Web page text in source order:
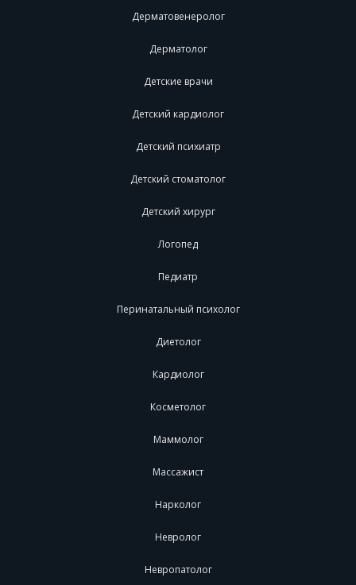
Дерматовенеролог
Дерматолог
Детские врачи
Детский кардиолог
Детский психиатр
Детский стоматолог
Детский хирург
Логопед
Педиатр
Перинатальный психолог
Диетолог
Кардиолог
Косметолог
Маммолог
Массажист
Нарколог
Невролог
Невропатолог